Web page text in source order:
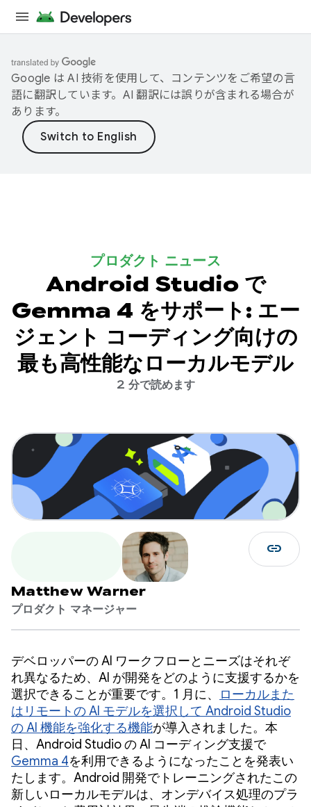
Google は AI 技術を使用して、コンテンツをご希望の言
語に翻訳しています。AI 翻訳には誤りが含まれる場合が
あります。
プロダクト ニュース
Android Studio で
Gemma 4 をサポート: エー
ジェント コーディング向けの
最も高性能なローカルモデル
2 分で読めます
Matthew Warner
プロダクト マネージャー
link
デベロッパーの AI ワークフローとニーズはそれぞ
れ異なるため、AI が開発をどのように支援するかを
選択できることが重要です。1 月に、
ローカルまた
はリモートの AI モデルを選択して Android Studio
の AI 機能を強化する機能が導入されました。本
日、Android Studio の AI コーディング支援で
Gemma 4を利用できるようになったことを発表い
たします。Android 開発でトレーニングされたこの
新しいローカルモデルは、オンデバイス処理のプラ